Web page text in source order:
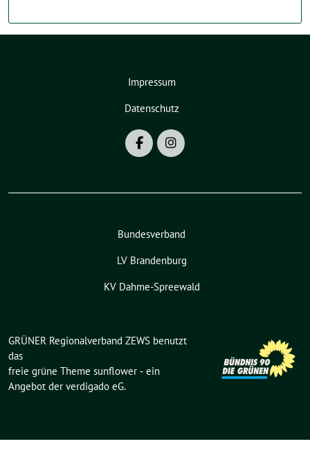
Impressum
Datenschutz
Bundesverband
LV Brandenburg
KV Dahme-Spreewald
GRÜNER Regionalverband ZEWS benutzt
das
freie grüne Theme sunflower ‐ ein
Angebot der verdigado eG.